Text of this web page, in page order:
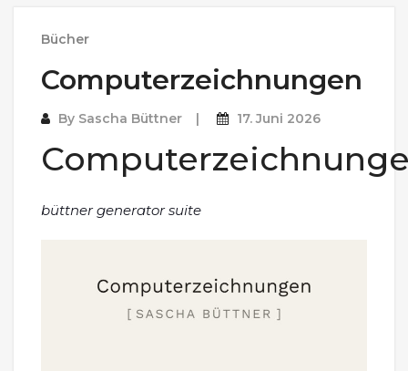
Bücher
Computerzeichnungen
By Sascha Büttner 17. Juni 2026
büttner generator suite